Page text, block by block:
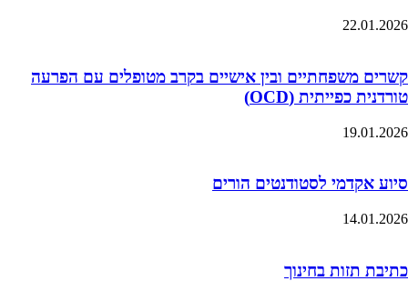
22.01.2026
קשרים משפחתיים ובין אישיים בקרב מטופלים עם הפרעה
טורדנית כפייתית (OCD)
19.01.2026
סיוע אקדמי לסטודנטים הורים
14.01.2026
כתיבת תזות בחינוך